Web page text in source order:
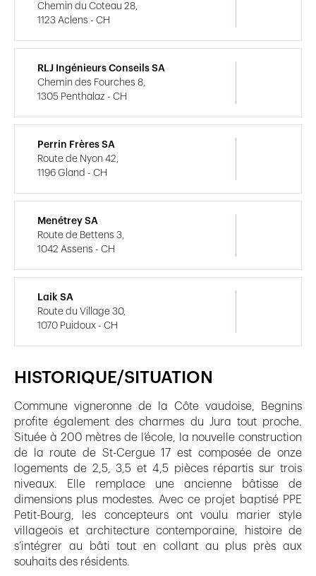
HISTORIQUE/SITUATION
Commune vigneronne de la Côte vaudoise, Begnins
profite également des charmes du Jura tout proche.
Située à 200 mètres de l’école, la nouvelle construction
de la route de St-Cergue 17 est composée de onze
logements de 2,5, 3,5 et 4,5 pièces répartis sur trois
niveaux. Elle remplace une ancienne bâtisse de
dimensions plus modestes. Avec ce projet baptisé PPE
Petit-Bourg, les concepteurs ont voulu marier style
villageois et architecture contemporaine, histoire de
s’intégrer au bâti tout en collant au plus près aux
souhaits des résidents.
Chemin du Coteau 28,
1123 Aclens - CH
RLJ Ingénieurs Conseils SA
Chemin des Fourches 8,
1305 Penthalaz - CH
Perrin Frères SA
Route de Nyon 42,
1196 Gland - CH
Menétrey SA
Route de Bettens 3,
1042 Assens - CH
Laik SA
Route du Village 30,
1070 Puidoux - CH